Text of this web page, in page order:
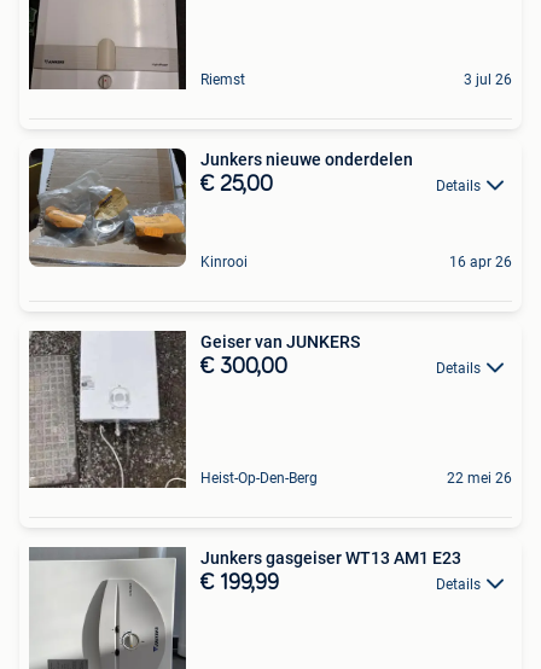
Riemst 3 jul 26
Junkers nieuwe onderdelen
€ 25,00 Details
Kinrooi 16 apr 26
Geiser van JUNKERS
€ 300,00 Details
Heist-Op-Den-Berg 22 mei 26
Junkers gasgeiser WT13 AM1 E23
€ 199,99 Details